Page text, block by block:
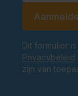
Dit formulier
Privacybeleid
zijn van